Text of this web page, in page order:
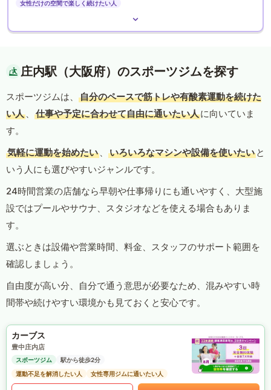
女性だけの空間で楽しく続けたい人
庄内駅（大阪府）のスポーツジムを探す
スポーツジムは、
自分のペースで筋トレや有酸素運動を続けた
い人 、 仕事や予定に合わせて自由に通いたい人に向いていま
す。
気軽に運動を始めたい 、 いろいろなマシンや設備を使いたい と
いう人にも選びやすいジャンルです。
24時間営業の店舗なら早朝や仕事帰りにも通いやすく、大型施
設ではプールやサウナ、スタジオなどを使える場合もありま
す。
選ぶときは設備や営業時間、料金、スタッフのサポート範囲を
確認しましょう。
自由度が高い分、自分で通う意思が必要なため、混みやすい時
間帯や続けやすい環境かも見ておくと安心です。
カーブス
豊中庄内店
スポーツジム
駅から徒歩2分
運動不足を解消したい人
女性専用ジムに通いたい人